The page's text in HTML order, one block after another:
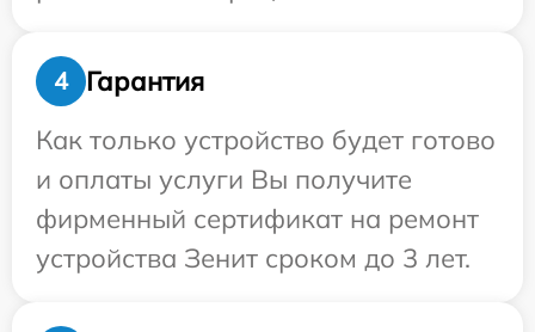
4
Гарантия
Как только устройство будет готово
и оплаты услуги Вы получите
фирменный сертификат на ремонт
устройства Зенит сроком до 3 лет.